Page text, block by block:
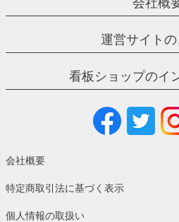
会社概
運営サイト
看板ショップのイ
会社概要
特定商取引法に基づく表示
個人情報の取扱い